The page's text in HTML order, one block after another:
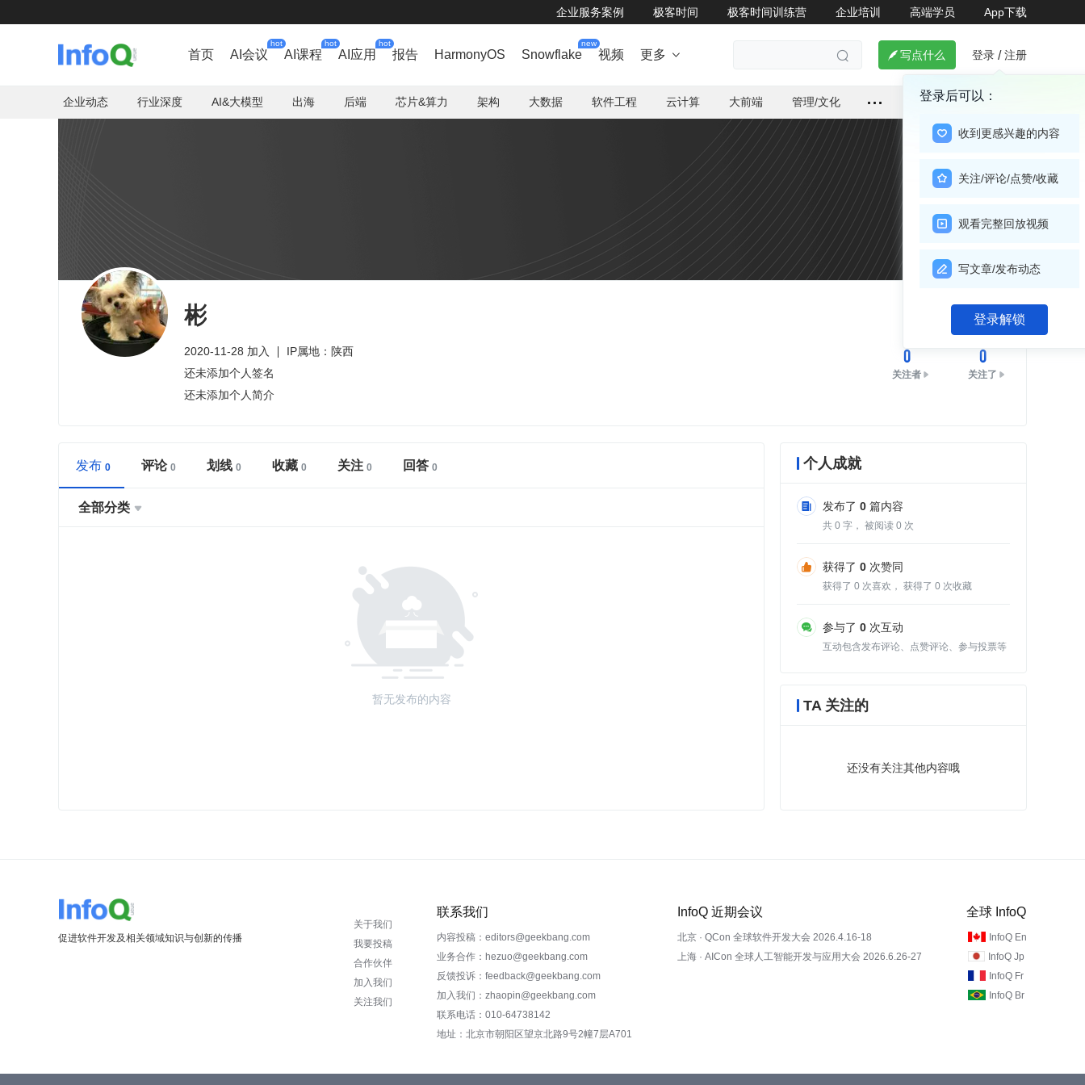
企业服务案例 极客时间 极客时间训练营 企业培训 高端学员 App下载
首页 AI会议
hot
AI课程
hot
AI应用
hot
报告 HarmonyOS Snowflake
new
视频 更多    写点什么 登录 / 注册
登录后可以：
收到更感兴趣的内容
关注/评论/点赞/收藏
观看完整回放视频
写文章/发布动态
登录解锁
企业动态 行业深度 AI&大模型 出海 后端 芯片&算力 架构 大数据 软件工程 云计算 大前端 管理/文化
彬
2020-11-28 加入
IP属地：陕西
还未添加个人签名
还未添加个人简介
关注
0
关注者
0
关注了
发布 评论 划线 收藏 关注 回答
全部分类 
暂无发布的内容
个人成就
发布了 0 篇内容
共 0 字， 被阅读 0 次
获得了 0 次赞同
获得了 0 次喜欢， 获得了 0 次收藏
参与了 0 次互动
互动包含发布评论、点赞评论、参与投票等
TA 关注的
还没有关注其他内容哦
促进软件开发及相关领域知识与创新的传播
关于我们
我要投稿
合作伙伴
加入我们
关注我们
联系我们
内容投稿：editors@geekbang.com
业务合作：hezuo@geekbang.com
反馈投诉：feedback@geekbang.com
加入我们：zhaopin@geekbang.com
联系电话：010-64738142
地址：北京市朝阳区望京北路9号2幢7层A701
InfoQ 近期会议
北京 · QCon 全球软件开发大会 2026.4.16-18
上海 · AICon 全球人工智能开发与应用大会 2026.6.26-27
全球 InfoQ
InfoQ En
InfoQ Jp
InfoQ Fr
InfoQ Br